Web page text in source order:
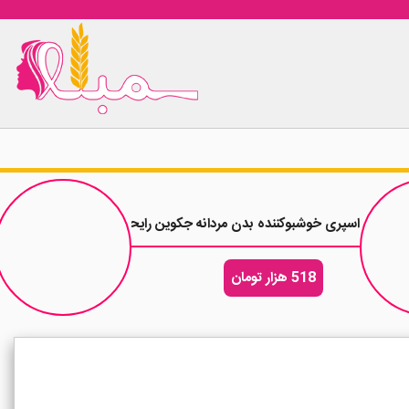
میلی لیتراسپری خوشبوکننده بدن مردانه جکوین رایحه عطر ناسوماتو بلک افغانو حجم
518 هزار تومان